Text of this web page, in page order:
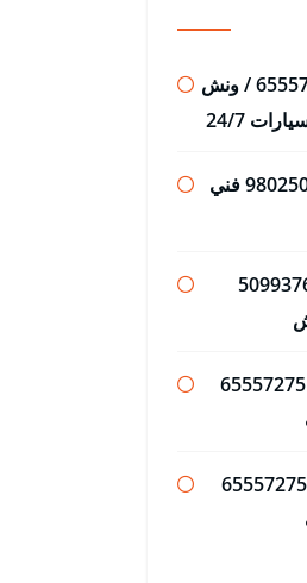
ونش ابو حليفة رقم / 65557275 / ونش
24/7
رقم فني تكييف كيفان 98025055 فني
اثاث الكويت 50993766
ونش سطحة كرين القرين 65557275
ونش سطحة كرين العدان 65557275